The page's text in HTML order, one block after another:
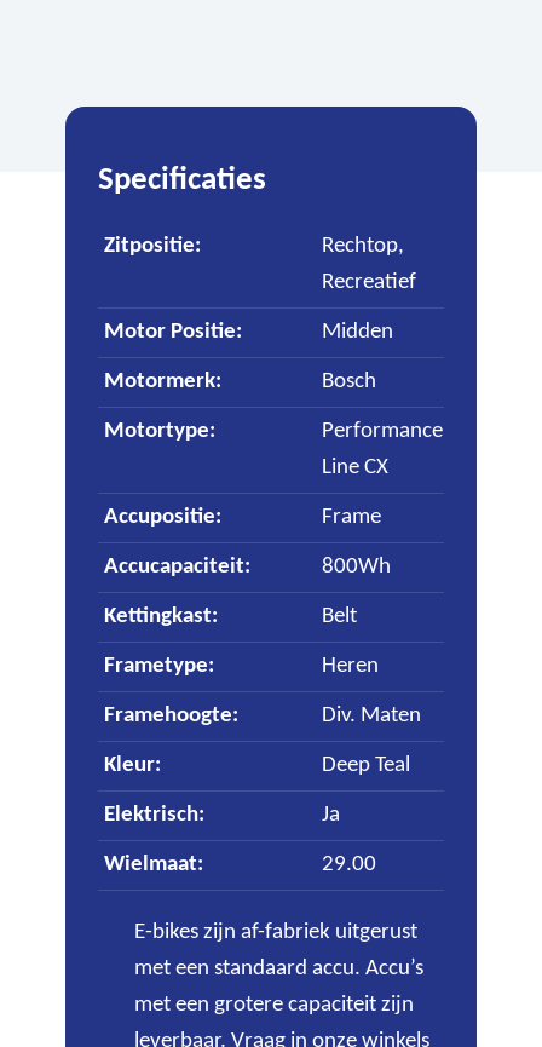
Specificaties
Zitpositie:
Rechtop,
Recreatief
Motor Positie: Midden
Motormerk: Bosch
Motortype:
Performance
Line CX
Accupositie: Frame
Accucapaciteit: 800Wh
Kettingkast: Belt
Frametype: Heren
Framehoogte: Div. Maten
Kleur: Deep Teal
Elektrisch: Ja
Wielmaat: 29.00
E-bikes zijn af-fabriek uitgerust
met een standaard accu. Accu’s
met een grotere capaciteit zijn
leverbaar. Vraag in onze winkels